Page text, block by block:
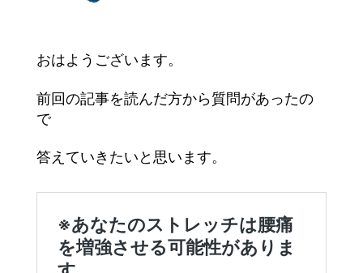
おはようございます。
前回の記事を読んだ方から質問があったの
で
答えていきたいと思います。